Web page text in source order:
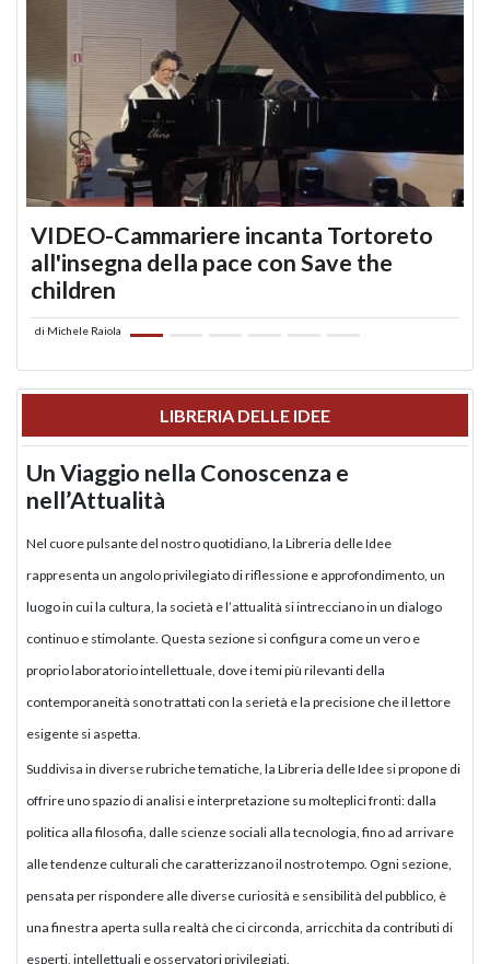
VIDEO-Cammariere incanta Tortoreto
all'insegna della pace con Save the
children
di Michele Raiola
LIBRERIA DELLE IDEE
Un Viaggio nella Conoscenza e
nell’Attualità
Nel cuore pulsante del nostro quotidiano, la Libreria delle Idee
rappresenta un angolo privilegiato di riflessione e approfondimento, un
luogo in cui la cultura, la società e l’attualità si intrecciano in un dialogo
continuo e stimolante. Questa sezione si configura come un vero e
proprio laboratorio intellettuale, dove i temi più rilevanti della
contemporaneità sono trattati con la serietà e la precisione che il lettore
esigente si aspetta.
Suddivisa in diverse rubriche tematiche, la Libreria delle Idee si propone di
offrire uno spazio di analisi e interpretazione su molteplici fronti: dalla
politica alla filosofia, dalle scienze sociali alla tecnologia, fino ad arrivare
alle tendenze culturali che caratterizzano il nostro tempo. Ogni sezione,
pensata per rispondere alle diverse curiosità e sensibilità del pubblico, è
una finestra aperta sulla realtà che ci circonda, arricchita da contributi di
esperti, intellettuali e osservatori privilegiati.